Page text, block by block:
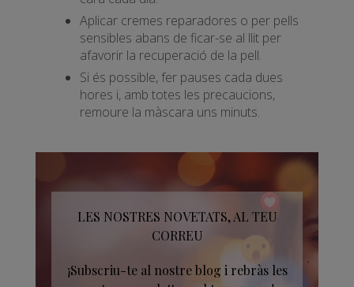
Aplicar cremes reparadores o per pells
sensibles abans de ficar-se al llit per
afavorir la recuperació de la pell.
Si és possible, fer pauses cada dues
hores i, amb totes les precaucions,
remoure la màscara uns minuts.
LES NOSTRES NOVETATS, AL TEU
CORREU
¡Subscriu-te al nostre blog i rebràs les